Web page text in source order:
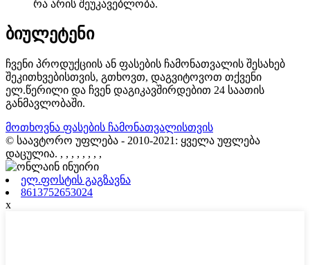
რა არის შეუკავებლობა.
ბიულეტენი
ჩვენი პროდუქციის ან ფასების ჩამონათვალის შესახებ
შეკითხვებისთვის, გთხოვთ, დაგვიტოვოთ თქვენი
ელ.წერილი და ჩვენ დაგიკავშირდებით 24 საათის
განმავლობაში.
მოთხოვნა ფასების ჩამონათვალისთვის
© საავტორო უფლება - 2010-2021: ყველა უფლება
დაცულია. , , , , , , , ,
ელ.ფოსტის გაგზავნა
8613752653024
x